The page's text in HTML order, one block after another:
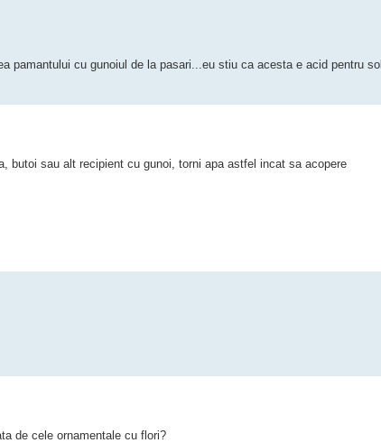
pamantului cu gunoiul de la pasari...eu stiu ca acesta e acid pentru sol
butoi sau alt recipient cu gunoi, torni apa astfel incat sa acopere
de cele ornamentale cu flori?